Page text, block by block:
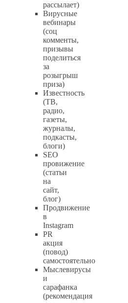
рассылает)
Вирусные
вебинары
(соц
комменты,
призывы
поделиться
за
розыгрыш
приза)
Известность
(ТВ,
радио,
газеты,
журналы,
подкасты,
блоги)
SEO
провижение
(статьи
на
сайт,
блог)
Продвижение
в
Instagram
PR
акция
(повод)
самостоятельно
Мыслевирусы
и
сарафанка
(рекомендация